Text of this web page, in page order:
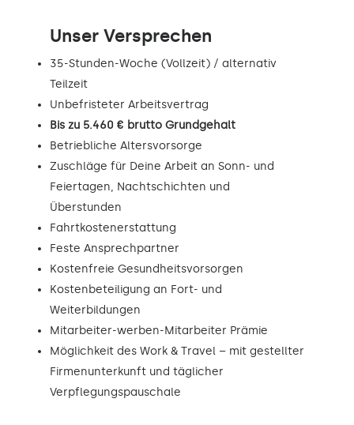
Unser Versprechen
35-Stunden-Woche (Vollzeit) / alternativ
Teilzeit
Unbefristeter Arbeitsvertrag
Bis zu 5.460 € brutto Grundgehalt
Betriebliche Altersvorsorge
Zuschläge für Deine Arbeit an Sonn- und
Feiertagen, Nachtschichten und
Überstunden
Fahrtkostenerstattung
Feste Ansprechpartner
Kostenfreie Gesundheitsvorsorgen
Kostenbeteiligung an Fort- und
Weiterbildungen
Mitarbeiter-werben-Mitarbeiter Prämie
Möglichkeit des Work & Travel – mit gestellter
Firmenunterkunft und täglicher
Verpflegungspauschale